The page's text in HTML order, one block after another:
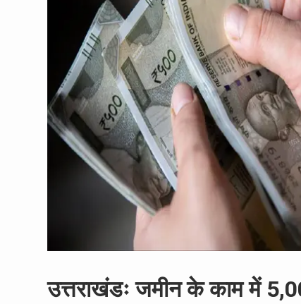
उत्तराखंडः जमीन के काम में